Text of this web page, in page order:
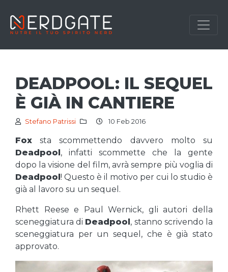
DEADPOOL: IL SEQUEL
È GIÀ IN CANTIERE
Stefano Patrissi 10 Feb 2016
Fox sta scommettendo davvero molto su
Deadpool, infatti scommette che la gente
dopo la visione del film, avrà sempre più voglia di
Deadpool! Questo è il motivo per cui lo studio è
già al lavoro su un sequel.
Rhett Reese e Paul Wernick, gli autori della
sceneggiatura di Deadpool, stanno scrivendo la
sceneggiatura per un sequel, che è già stato
approvato.